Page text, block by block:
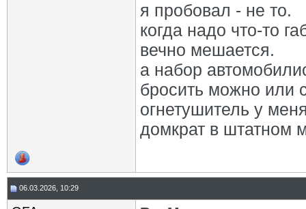
я пробовал - не то.
когда надо что-то
вечно мешается.
а набор
бросить можно или
огнетушитель у
домкрат в штатном
06.03.2026, 10:29